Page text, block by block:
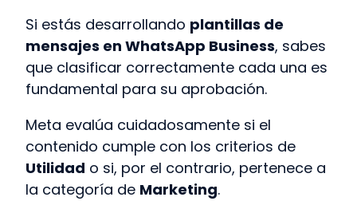
Si estás desarrollando plantillas de
mensajes en WhatsApp Business, sabes
que clasificar correctamente cada una es
fundamental para su aprobación.
Meta evalúa cuidadosamente si el
contenido cumple con los criterios de
Utilidad o si, por el contrario, pertenece a
la categoría de Marketing.